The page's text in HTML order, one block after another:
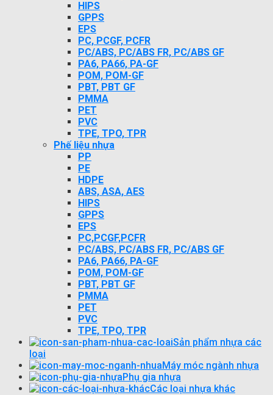
HIPS
GPPS
EPS
PC, PCGF, PCFR
PC/ABS, PC/ABS FR, PC/ABS GF
PA6, PA66, PA-GF
POM, POM-GF
PBT, PBT GF
PMMA
PET
PVC
TPE, TPO, TPR
Phế liệu nhựa
PP
PE
HDPE
ABS, ASA, AES
HIPS
GPPS
EPS
PC,PCGF,PCFR
PC/ABS, PC/ABS FR, PC/ABS GF
PA6, PA66, PA-GF
POM, POM-GF
PBT, PBT GF
PMMA
PET
PVC
TPE, TPO, TPR
Sản phẩm nhựa các
loại
Máy móc ngành nhựa
Phụ gia nhựa
Các loại nhựa khác